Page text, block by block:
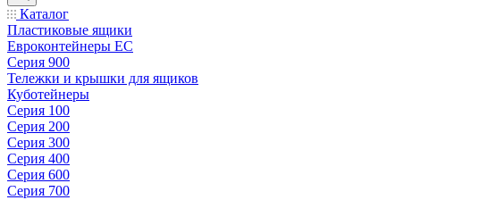
Каталог
Пластиковые ящики
Евроконтейнеры ЕС
Серия 900
Тележки и крышки для ящиков
Куботейнеры
Серия 100
Серия 200
Серия 300
Серия 400
Серия 600
Серия 700